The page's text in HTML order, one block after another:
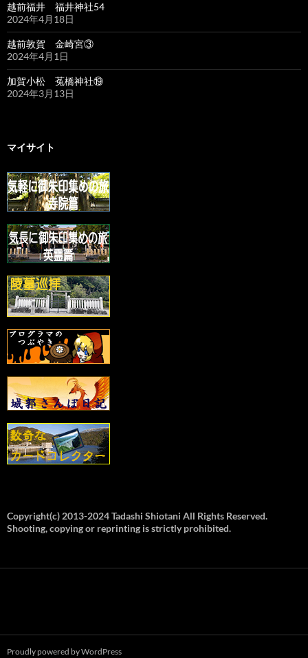
越前福井 福井神社54
2024年4月18日
越前敦賀 金崎宮③
2024年4月1日
加賀小松 菟橋神社⑲
2024年3月13日
マイサイト
Copyright(c) 2013-2024 Tadashi Shiotani All Rights Reserved.
Shooting, copying or reprinting is strictly prohibited.
Proudly powered by WordPress